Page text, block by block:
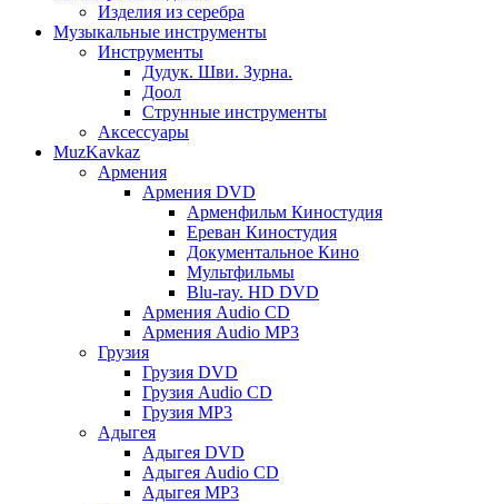
Изделия из серебра
Музыкальные инструменты
Инструменты
Дудук. Шви. Зурна.
Доол
Струнные инструменты
Аксессуары
MuzKavkaz
Армения
Армения DVD
Арменфильм Киностудия
Ереван Киностудия
Документальное Кино
Мультфильмы
Blu-ray. HD DVD
Армения Audio CD
Армения Audio MP3
Грузия
Грузия DVD
Грузия Audio CD
Грузия MP3
Адыгея
Адыгея DVD
Адыгея Audio CD
Адыгея MP3